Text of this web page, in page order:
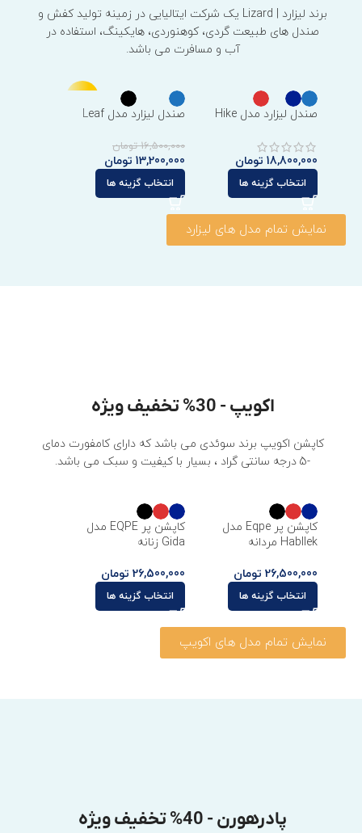
برند لیزارد | Lizard یک شرکت ایتالیایی در زمینه تولید کفش و
صندل های طبیعت گردی، کوهنوردی، هایکینگ، استفاده در
آب و مسافرت می باشد.
صندل لیزارد مدل Hike
18,800,000 تومان
انتخاب گزینه ها
صندل لیزارد مدل Leaf
16,500,000 تومان
13,200,000 تومان
انتخاب گزینه ها
نمایش تمام مدل های لیزارد
اکویپ - 30% تخفیف ویژه
کاپشن اکویپ برند سوئدی می باشد که دارای کامفورت دمای
-5 درجه سانتی گراد ، بسیار با کیفیت و سبک می باشد.
کاپشن پر Eqpe مدل
Habllek مردانه
26,500,000 تومان
انتخاب گزینه ها
کاپشن پر EQPE مدل
Gida زنانه
26,500,000 تومان
انتخاب گزینه ها
نمایش تمام مدل های اکویپ
پادرهورن - 40% تخفیف ویژه